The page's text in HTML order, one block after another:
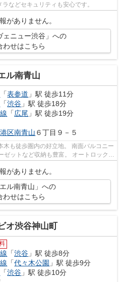
などセキュリティも安心です。
がありません。
ェニュー渋谷」への
わせはこちら
ル南青山
「表参道 」駅 徒歩11分
「渋谷 」駅 徒歩18分
「広尾 」駅 徒歩19分
港区南青山 ６丁目９－５
木も徒歩圏内の好立地。 南面バルコニー
ゼットなど収納も豊富。 オートロックや
がありません。
エル南青山」への
わせはこちら
オ渋谷神山町
「渋谷 」駅 徒歩8分
「代々木公園 」駅 徒歩9分
「渋谷 」駅 徒歩10分